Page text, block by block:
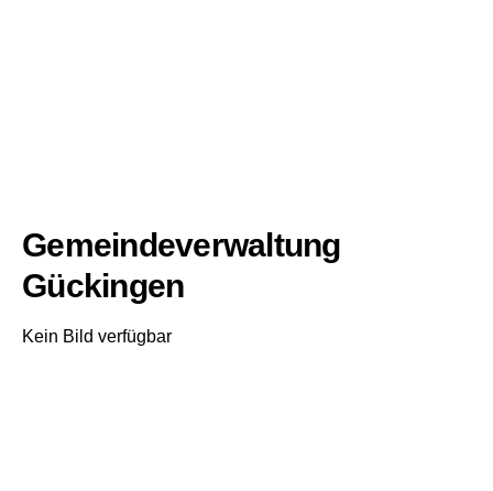
Gemeindeverwaltung
Gückingen
Kein Bild verfügbar